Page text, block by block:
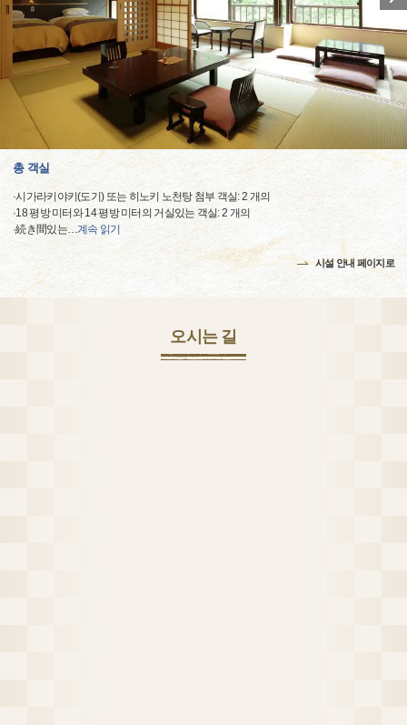
총 객실
·시가라키야키(도기) 또는 히노키 노천탕 첨부 객실: 2 개의
·18 평방 미터와 14 평방 미터의 거실있는 객실: 2 개의
·続き間있는…계속 읽기
시설 안내 페이지로
오시는 길